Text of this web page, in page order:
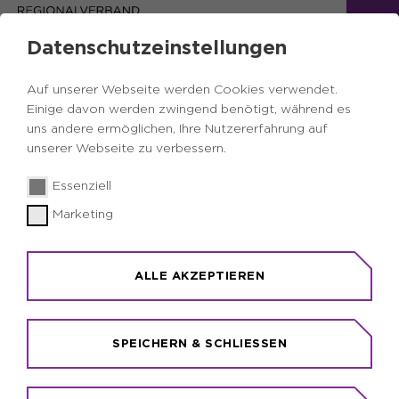
Wähl den Wandel
Das Ruhrgebiet hat gewählt!
Die Ergebnisse der Ruhrparlamentswahl
2025 findet ihr ab sofort hier:
Datenschutzeinstellungen
Auf unserer Webseite werden Cookies verwendet.
Einige davon werden zwingend benötigt, während es
uns andere ermöglichen, Ihre Nutzererfahrung auf
unserer Webseite zu verbessern.
Essenziell
Marketing
ALLE AKZEPTIEREN
SPEICHERN & SCHLIESSEN